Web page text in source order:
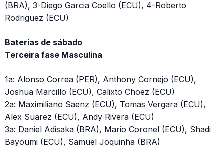
(BRA), 3-Diego Garcia Coello (ECU), 4-Roberto
Rodriguez (ECU)
Baterias de sábado
Terceira fase Masculina
1a: Alonso Correa (PER), Anthony Cornejo (ECU),
Joshua Marcillo (ECU), Calixto Choez (ECU)
2a: Maximiliano Saenz (ECU), Tomas Vergara (ECU),
Alex Suarez (ECU), Andy Rivera (ECU)
3a: Daniel Adisaka (BRA), Mario Coronel (ECU), Shadi
Bayoumi (ECU), Samuel Joquinha (BRA)